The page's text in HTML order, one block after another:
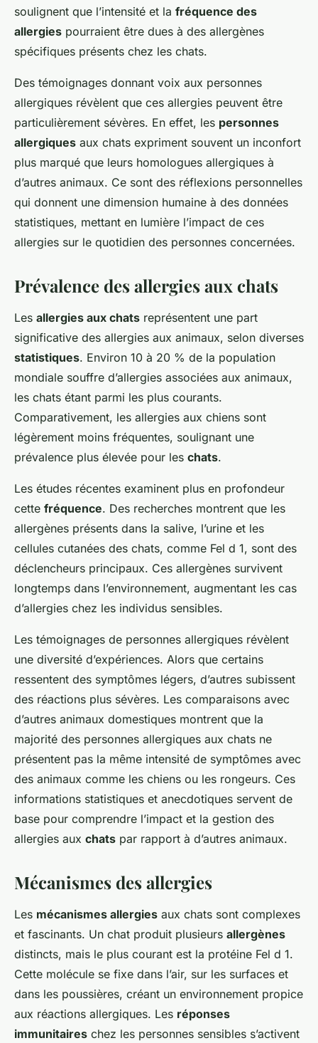
soulignent que l’intensité et la fréquence des
allergies pourraient être dues à des allergènes
spécifiques présents chez les chats.
Des témoignages donnant voix aux personnes
allergiques révèlent que ces allergies peuvent être
particulièrement sévères. En effet, les personnes
allergiques aux chats expriment souvent un inconfort
plus marqué que leurs homologues allergiques à
d’autres animaux. Ce sont des réflexions personnelles
qui donnent une dimension humaine à des données
statistiques, mettant en lumière l’impact de ces
allergies sur le quotidien des personnes concernées.
Prévalence des allergies aux chats
Les allergies aux chats représentent une part
significative des allergies aux animaux, selon diverses
statistiques. Environ 10 à 20 % de la population
mondiale souffre d’allergies associées aux animaux,
les chats étant parmi les plus courants.
Comparativement, les allergies aux chiens sont
légèrement moins fréquentes, soulignant une
prévalence plus élevée pour les chats.
Les études récentes examinent plus en profondeur
cette fréquence. Des recherches montrent que les
allergènes présents dans la salive, l’urine et les
cellules cutanées des chats, comme Fel d 1, sont des
déclencheurs principaux. Ces allergènes survivent
longtemps dans l’environnement, augmentant les cas
d’allergies chez les individus sensibles.
Les témoignages de personnes allergiques révèlent
une diversité d’expériences. Alors que certains
ressentent des symptômes légers, d’autres subissent
des réactions plus sévères. Les comparaisons avec
d’autres animaux domestiques montrent que la
majorité des personnes allergiques aux chats ne
présentent pas la même intensité de symptômes avec
des animaux comme les chiens ou les rongeurs. Ces
informations statistiques et anecdotiques servent de
base pour comprendre l’impact et la gestion des
allergies aux chats par rapport à d’autres animaux.
Mécanismes des allergies
Les mécanismes allergies aux chats sont complexes
et fascinants. Un chat produit plusieurs allergènes
distincts, mais le plus courant est la protéine Fel d 1.
Cette molécule se fixe dans l’air, sur les surfaces et
dans les poussières, créant un environnement propice
aux réactions allergiques. Les réponses
immunitaires chez les personnes sensibles s’activent